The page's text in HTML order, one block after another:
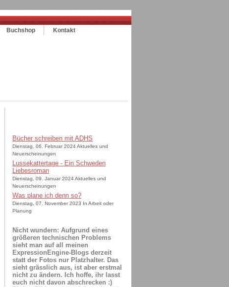
Buchshop Kontakt
Bücher schreiben mit ADHS
Dienstag, 06. Februar 2024 Aktuelles und
Neuerscheinungen
Lussekattertage - Ein Schweden
Liebesroman
Dienstag, 09. Januar 2024 Aktuelles und
Neuerscheinungen
Was plane ich denn so?
Dienstag, 07. November 2023 In Arbeit oder
Planung
Nicht wundern: Aufgrund eines
größeren technischen Problems
sieht man auf all meinen
ExpressionEngine-Blogs derzeit
statt der Fotos nur Platzhalter. Das
sieht grässlich aus, ist aber erstmal
nicht zu ändern. Ich hoffe, ihr lasst
euch nicht davon abschrecken :)